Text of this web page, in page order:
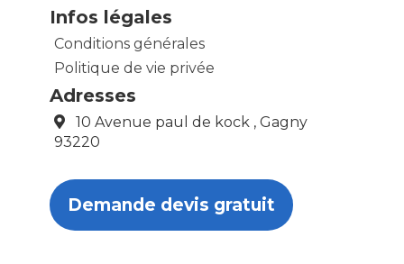
Infos légales
Conditions générales
Politique de vie privée
Adresses
10 Avenue paul de kock , Gagny
93220
Demande devis gratuit